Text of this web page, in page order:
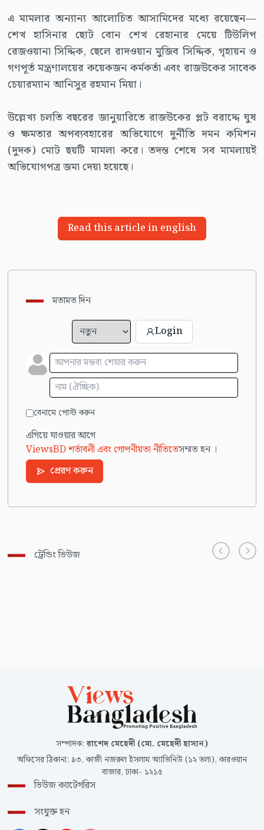
এ মামলার অন্যান্য আলোচিত আসামিদের মধ্যে রয়েছেন—
শেখ হাসিনার ছোট বোন শেখ রেহানার মেয়ে টিউলিপ
রেজওয়ানা সিদ্দিক, ছেলে রাদওয়ান মুজিব সিদ্দিক, গৃহায়ন ও
গণপূর্ত মন্ত্রণালয়ের কয়েকজন কর্মকর্তা এবং রাজউকের সাবেক
চেয়ারম্যান আনিসুর রহমান মিয়া।
উল্লেখ্য চলতি বছরের জানুয়ারিতে রাজউকের প্লট বরাদ্দে ঘুষ
ও ক্ষমতার অপব্যবহারের অভিযোগে দুর্নীতি দমন কমিশন
(দুদক) মোট ছয়টি মামলা করে। তদন্ত শেষে সব মামলায়ই
অভিযোগপত্র জমা দেয়া হয়েছে।
Read this article in english
মতামত দিন
Login
বেনামে পোস্ট করুন
এগিয়ে যাওয়ার আগে
ViewsBD শর্তাবলী এবং গোপনীয়তা নীতিতেসম্মত হন ।
প্রেরণ করুন
ট্রেন্ডিং ভিউজ
সম্পাদক:রাশেদ মেহেদী (মো. মেহেদী হাসান)
অফিসের ঠিকানা: ৯৩, কাজী নজরুল ইসলাম অ্যাভিনিউ (১২ তলা), কারওয়ান
বাজার, ঢাকা- ১২১৫
ভিউজ ক্যাটেগরিস
সংযুক্ত হন